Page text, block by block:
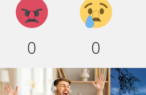
0 0
Агрессия!
0
Грусть
:(
0